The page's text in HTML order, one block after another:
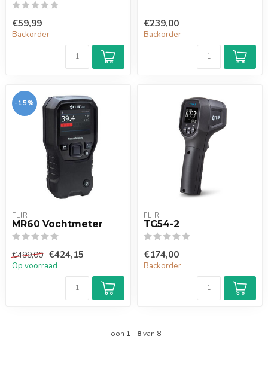
€59,99
Backorder
€239,00
Backorder
-15%
FLIR
MR60 Vochtmeter
€499,00 €424,15
Op voorraad
FLIR
TG54-2
€174,00
Backorder
Toon 1 - 8van 8